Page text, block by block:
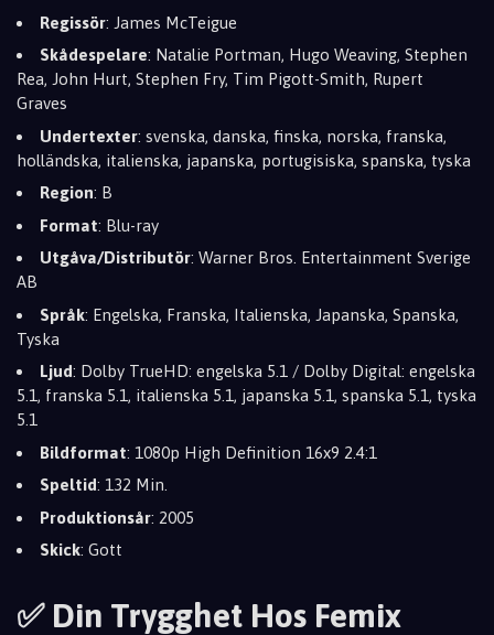
Regissör: James McTeigue
Skådespelare: Natalie Portman, Hugo Weaving, Stephen
Rea, John Hurt, Stephen Fry, Tim Pigott-Smith, Rupert
Graves
Undertexter: svenska, danska, finska, norska, franska,
holländska, italienska, japanska, portugisiska, spanska, tyska
Region: B
Format: Blu-ray
Utgåva/Distributör: Warner Bros. Entertainment Sverige
AB
Språk: Engelska, Franska, Italienska, Japanska, Spanska,
Tyska
Ljud: Dolby TrueHD: engelska 5.1 / Dolby Digital: engelska
5.1, franska 5.1, italienska 5.1, japanska 5.1, spanska 5.1, tyska
5.1
Bildformat: 1080p High Definition 16x9 2.4:1
Speltid: 132 Min.
Produktionsår: 2005
Skick: Gott
✅ Din Trygghet Hos Femix